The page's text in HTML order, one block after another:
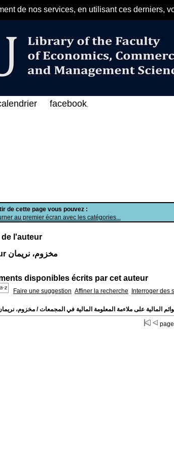
de nos services, en utilisant ces derniers,
مرحبا بكم في الفهرس الإلكتروني
de cette page vous pouvez :
au premier écran avec les catégories...
de l'auteur
Auteur مخزوم، نريمان
disponibles écrits par cet auteur
Faire une suggestion Affiner la recherche Interroger des
المالية على ملاءمة المعلومة المالية في المجمعات/ مخزوم،
facebook.